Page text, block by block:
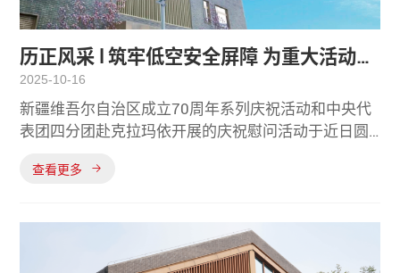
历正风采 l 筑牢低空安全屏障 为重大活动保
驾护航
2025-10-16
新疆维吾尔自治区成立70周年系列庆祝活动和中央代
表团四分团赴克拉玛依开展的庆祝慰问活动于近日圆
精湛的专业技术能力为两项重大活动提供了低空安防
周年庆祝活动期间，历正科技旗下“潜盾WD-l”和“潜盾
查看更多